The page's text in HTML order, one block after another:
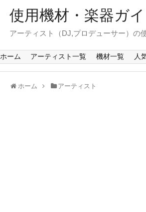
使用機材・楽器ガ
アーティスト（DJ,プロデューサー）の
ホーム アーティスト一覧 機材一覧 人
ホーム アーティスト